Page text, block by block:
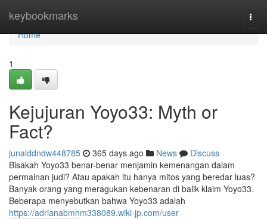
keybookmarks
Home
Home
1
Kejujuran Yoyo33: Myth or
Fact?
junaiddndw448785 365 days ago News
Discuss
Bisakah Yoyo33 benar-benar menjamin kemenangan dalam
permainan judi? Atau apakah itu hanya mitos yang beredar luas?
Banyak orang yang meragukan kebenaran di balik klaim Yoyo33.
Beberapa menyebutkan bahwa Yoyo33 adalah
https://adrianabmhm338089.wiki-jp.com/user